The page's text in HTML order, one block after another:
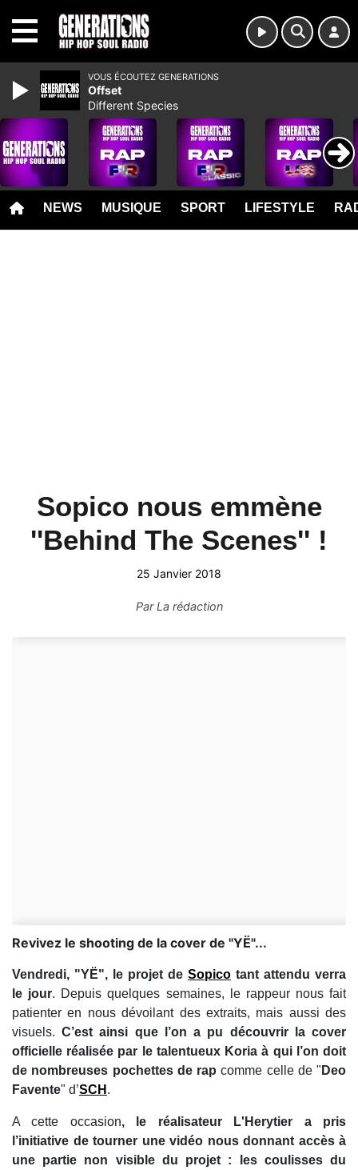
NEWS MUSIQUE SPORT LIFESTYLE
Sopico nous emmène
''Behind The Scenes'' !
25 Janvier 2018
ParLa rédaction
Revivez le shooting de la cover de "YË"...
Vendredi, "YË", le projet de Sopico tant attendu verra
le jour. Depuis quelques semaines, le rappeur nous fait
patienter en nous dévoilant des extraits, mais aussi des
visuels.C’est ainsi que l’on a pu découvrir la cover
officielle réalisée par le talentueux Koria à qui l’on doit
de nombreuses pochettes de rap comme celle de " Deo
Favente" d’SCH .
A cette occasion, le réalisateur L'Herytier a pris
l’initiative de tourner une vidéo nous donnant accès à
une partie non visible du projet : les coulisses du
VOUS ÉCOUTEZ GENERATIONS
Offset
Different Species